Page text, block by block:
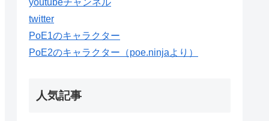
youtubeチャンネル
twitter
PoE1のキャラクター
PoE2のキャラクター（poe.ninjaより）
人気記事